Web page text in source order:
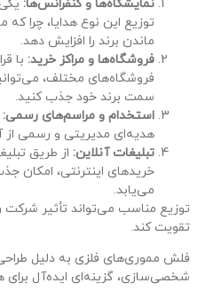
نمایشگاه‌ها و کنفرانس‌ها:
توزیع این نوع هدایا، چرا که
ماندن برند را افزایش دهد.
فروشگاه‌ها و مراکز خرید: با
فروشگاه‌های مختلف،
سمت برند خود جذب کنید.
استخدام و مراسم‌های رسمی:
هدیه‌ای مدیریتی و رسمی از
تبلیغات آنلاین: از طریق
خریدهای اینترنتی، امکان
می‌یابد.
توزیع مناسب می‌تواند تأثیر
تقویت کند.
فلش مموری‌های فلزی به دلیل
شخصی‌سازی، گزینه‌ای ایده‌آل برای